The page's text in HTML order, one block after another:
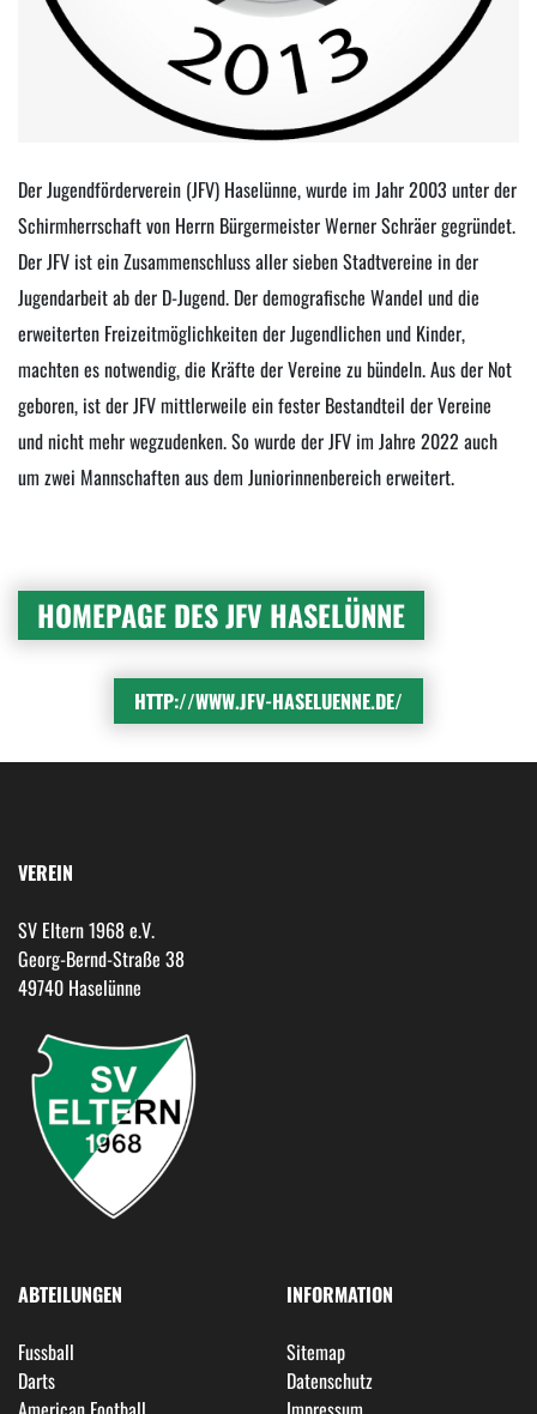
Der Jugendförderverein (JFV) Haselünne, wurde im Jahr 2003 unter der
Schirmherrschaft von Herrn Bürgermeister Werner Schräer gegründet.
Der JFV ist ein Zusammenschluss aller sieben Stadtvereine in der
Jugendarbeit ab der D-Jugend. Der demografische Wandel und die
erweiterten Freizeitmöglichkeiten der Jugendlichen und Kinder,
machten es notwendig, die Kräfte der Vereine zu bündeln. Aus der Not
geboren, ist der JFV mittlerweile ein fester Bestandteil der Vereine
und nicht mehr wegzudenken. So wurde der JFV im Jahre 2022 auch
um zwei Mannschaften aus dem Juniorinnenbereich erweitert.
HOMEPAGE DES JFV HASELÜNNE
HTTP://WWW.JFV-HASELUENNE.DE/
VEREIN
SV Eltern 1968 e.V.
Georg-Bernd-Straße 38
49740 Haselünne
ABTEILUNGEN
Fussball
Darts
INFORMATION
Sitemap
Datenschutz